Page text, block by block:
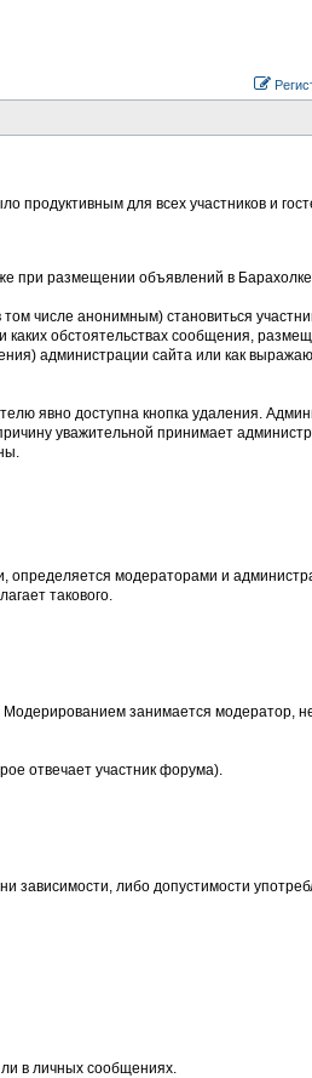
продуктивным для всех участников и
при размещении объявлений в
числе анонимным) становиться
обстоятельствах сообщения,
администрации сайта или как
явно доступна кнопка удаления.
уважительной принимает
определяется модераторами и
такового.
занимается модератор,
отвечает участник форума).
зависимости, либо допустимости
в личных сообщениях.